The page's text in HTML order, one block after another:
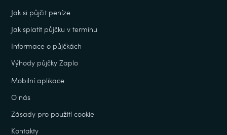
Jak si půjčit peníze
Jak splatit půjčku v termínu
Informace o půjčkách
Výhody půjčky Zaplo
Mobilní aplikace
O nás
Zásady pro použití cookie
Kontakty